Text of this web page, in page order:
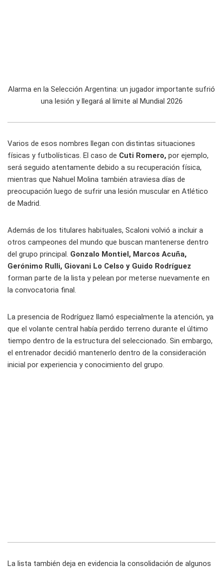
Alarma en la Selección Argentina: un jugador importante sufrió
una lesión y llegará al límite al Mundial 2026
Varios de esos nombres llegan con distintas situaciones
físicas y futbolísticas. El caso de Cuti Romero, por ejemplo,
será seguido atentamente debido a su recuperación física,
mientras que Nahuel Molina también atraviesa días de
preocupación luego de sufrir una lesión muscular en Atlético
de Madrid.
Además de los titulares habituales, Scaloni volvió a incluir a
otros campeones del mundo que buscan mantenerse dentro
del grupo principal. Gonzalo Montiel, Marcos Acuña,
Gerónimo Rulli, Giovani Lo Celso y Guido Rodríguez
forman parte de la lista y pelean por meterse nuevamente en
la convocatoria final.
La presencia de Rodríguez llamó especialmente la atención, ya
que el volante central había perdido terreno durante el último
tiempo dentro de la estructura del seleccionado. Sin embargo,
el entrenador decidió mantenerlo dentro de la consideración
inicial por experiencia y conocimiento del grupo.
La lista también deja en evidencia la consolidación de algunos